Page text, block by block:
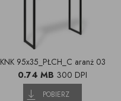
KNK 95x35_PŁCH_C aranż 03
0.74 MB 300 DPI
POBIERZ